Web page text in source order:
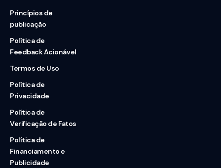
Princípios de
publicação
Política de
Feedback Acionável
Termos de Uso
Política de
Privacidade
Política de
Verificação de Fatos
Política de
Financiamento e
Publicidade